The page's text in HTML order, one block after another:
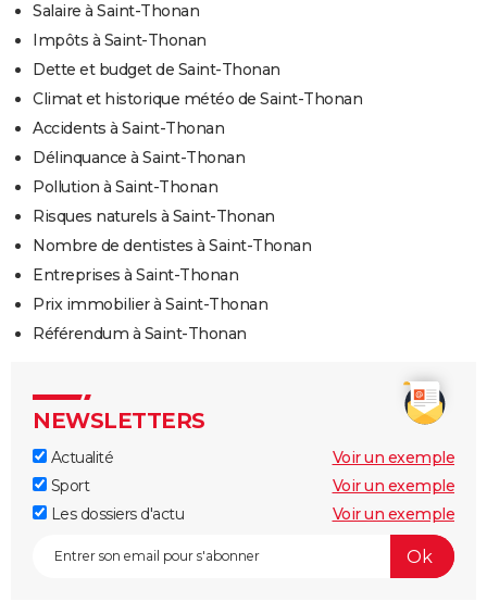
Salaire à Saint-Thonan
Impôts à Saint-Thonan
Dette et budget de Saint-Thonan
Climat et historique météo de Saint-Thonan
Accidents à Saint-Thonan
Délinquance à Saint-Thonan
Pollution à Saint-Thonan
Risques naturels à Saint-Thonan
Nombre de dentistes à Saint-Thonan
Entreprises à Saint-Thonan
Prix immobilier à Saint-Thonan
Référendum à Saint-Thonan
NEWSLETTERS
Actualité
Voir un exemple
Sport
Voir un exemple
Les dossiers d'actu
Voir un exemple